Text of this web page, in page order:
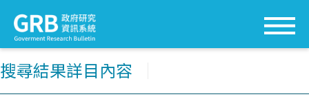
搜尋結果詳目內容